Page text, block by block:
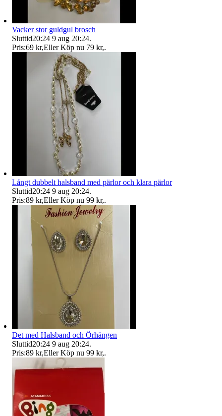
Vacker stor guldgul brosch
Sluttid20:24 9 aug 20:24.
Pris:69 kr,Eller Köp nu 79 kr,.
Långt dubbelt halsband med pärlor och klara pärlor
Sluttid20:24 9 aug 20:24.
Pris:89 kr,Eller Köp nu 99 kr,.
Det med Halsband och Örhängen
Sluttid20:24 9 aug 20:24.
Pris:89 kr,Eller Köp nu 99 kr,.